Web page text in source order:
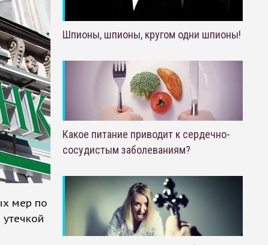
мер по
Шпионы, шпионы, кругом одни шпионы!
Какое питание приводит к сердечно-
сосудистым заболеваниям?